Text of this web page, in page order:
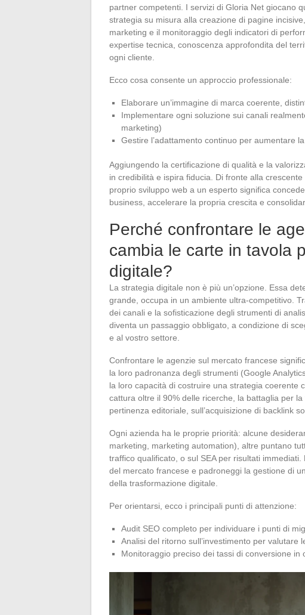
partner competenti. I servizi di Gloria Net giocano
strategia su misura alla creazione di pagine
marketing e il monitoraggio degli indicatori di
expertise tecnica, conoscenza approfondita del
ogni cliente.
Ecco cosa consente un approccio professionale:
Elaborare un’immagine di marca coerente,
Implementare ogni soluzione sui canali
marketing)
Gestire l’adattamento continuo per aumentare
Aggiungendo la certificazione di qualità e la
in credibilità e ispira fiducia. Di fronte alla
proprio sviluppo web a un esperto significa
business, accelerare la propria crescita e
Perché confrontare le
cambia le carte in tavola
digitale?
La strategia digitale non è più un’opzione. Essa
grande, occupa in un ambiente ultra-competitivo.
dei canali e la sofisticazione degli strumenti di
diventa un passaggio obbligato, a condizione di
e al vostro settore.
Confrontare le agenzie sul mercato francese
la loro padronanza degli strumenti (Google
la loro capacità di costruire una strategia coerente
cattura oltre il 90% delle ricerche, la battaglia per
pertinenza editoriale, sull’acquisizione di backlink
Ogni azienda ha le proprie priorità: alcune
marketing, marketing automation), altre puntano
traffico qualificato, o sul SEA per risultati
del mercato francese e padroneggi la gestione di
della trasformazione digitale.
Per orientarsi, ecco i principali punti di attenzione:
Audit SEO completo per individuare i punti di
Analisi del ritorno sull’investimento per valutare
Monitoraggio preciso dei tassi di conversione in